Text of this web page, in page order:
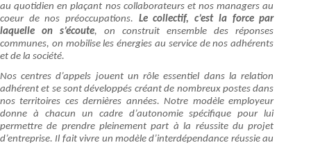
au quotidien en plaçant nos collaborateurs et nos managers au
coeur de nos préoccupations. Le collectif, c’est la force par
laquelle on s’écoute, on construit ensemble des réponses
communes, on mobilise les énergies au service de nos adhérents
et de la société.
Nos centres d’appels jouent un rôle essentiel dans la relation
adhérent et se sont développés créant de nombreux postes dans
nos territoires ces dernières années. Notre modèle employeur
donne à chacun un cadre d’autonomie spécifique pour lui
permettre de prendre pleinement part à la réussite du projet
d’entreprise. Il fait vivre un modèle d’interdépendance réussie au